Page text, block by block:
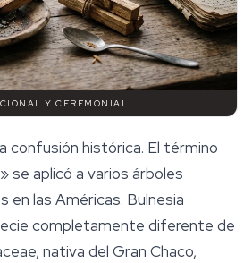
Y CEREMONIAL
confusión histórica. El término
se aplicó a varios árboles
en las Américas. Bulnesia
completamente diferente de
nativa del Gran Chaco,